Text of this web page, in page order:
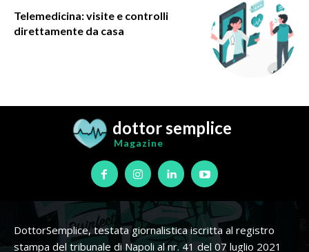
Telemedicina: visite e controlli
direttamente da casa
dottor semplice
Magazine
DottorSemplice, testata giornalistica iscritta al registro
stampa del tribunale di Napoli al nr. 41 del 07 luglio 2021